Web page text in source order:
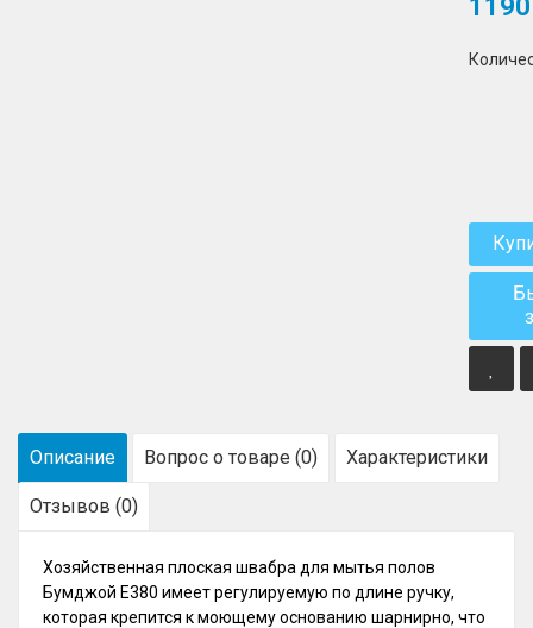
Описание Вопрос о товаре (0) Характеристики
Отзывов (0)
Хозяйственная плоская швабра для мытья полов
Бумджой Е380 имеет регулируемую по длине ручку,
которая крепится к моющему основанию шарнирно, что